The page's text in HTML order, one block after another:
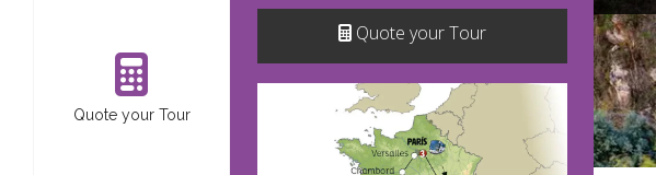
Quote your Tour
Quote your Tour